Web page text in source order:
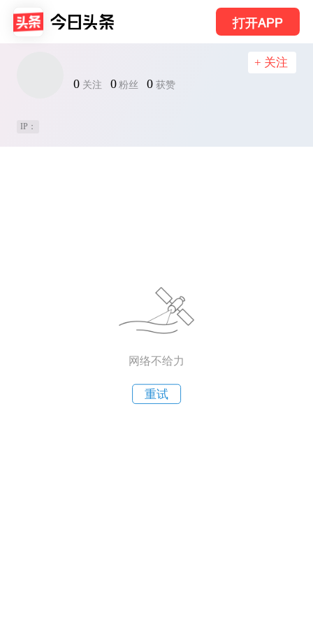
打开APP
0 关注 0 粉丝 0 获赞
+ 关注
IP：
网络不给力
重试